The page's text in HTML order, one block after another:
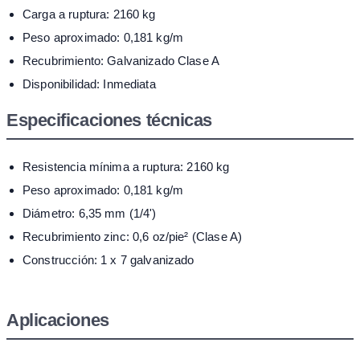
Carga a ruptura: 2160 kg
Peso aproximado: 0,181 kg/m
Recubrimiento: Galvanizado Clase A
Disponibilidad: Inmediata
Especificaciones técnicas
Resistencia mínima a ruptura: 2160 kg
Peso aproximado: 0,181 kg/m
Diámetro: 6,35 mm (1/4')
Recubrimiento zinc: 0,6 oz/pie² (Clase A)
Construcción: 1 x 7 galvanizado
Aplicaciones